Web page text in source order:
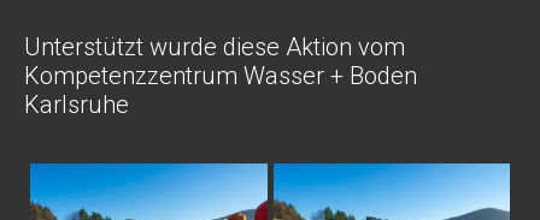
Unterstützt wurde diese Aktion vom
Kompetenzzentrum Wasser + Boden
Karlsruhe